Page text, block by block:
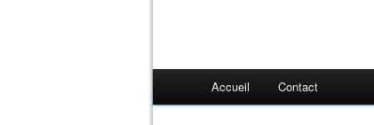
Accueil Contact